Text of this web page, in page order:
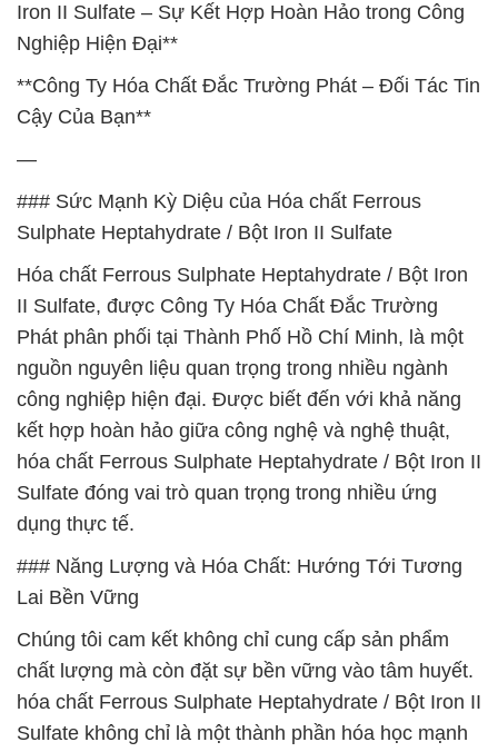
Iron II Sulfate – Sự Kết Hợp Hoàn Hảo trong Công
Nghiệp Hiện Đại**
**Công Ty Hóa Chất Đắc Trường Phát – Đối Tác Tin
Cậy Của Bạn**
—
### Sức Mạnh Kỳ Diệu của Hóa chất Ferrous
Sulphate Heptahydrate / Bột Iron II Sulfate
Hóa chất Ferrous Sulphate Heptahydrate / Bột Iron
II Sulfate, được Công Ty Hóa Chất Đắc Trường
Phát phân phối tại Thành Phố Hồ Chí Minh, là một
nguồn nguyên liệu quan trọng trong nhiều ngành
công nghiệp hiện đại. Được biết đến với khả năng
kết hợp hoàn hảo giữa công nghệ và nghệ thuật,
hóa chất Ferrous Sulphate Heptahydrate / Bột Iron II
Sulfate đóng vai trò quan trọng trong nhiều ứng
dụng thực tế.
### Năng Lượng và Hóa Chất: Hướng Tới Tương
Lai Bền Vững
Chúng tôi cam kết không chỉ cung cấp sản phẩm
chất lượng mà còn đặt sự bền vững vào tâm huyết.
hóa chất Ferrous Sulphate Heptahydrate / Bột Iron II
Sulfate không chỉ là một thành phần hóa học mạnh